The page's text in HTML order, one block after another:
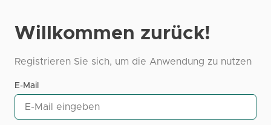
Willkommen zurück!
Registrieren Sie sich, um die Anwendung zu nutzen
E-Mail